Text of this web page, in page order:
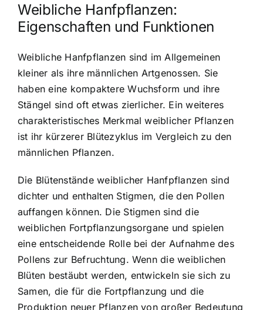
Weibliche Hanfpflanzen:
Eigenschaften und Funktionen
Weibliche Hanfpflanzen sind im Allgemeinen
kleiner als ihre männlichen Artgenossen. Sie
haben eine kompaktere Wuchsform und ihre
Stängel sind oft etwas zierlicher. Ein weiteres
charakteristisches Merkmal weiblicher Pflanzen
ist ihr kürzerer Blütezyklus im Vergleich zu den
männlichen Pflanzen.
Die Blütenstände weiblicher Hanfpflanzen sind
dichter und enthalten Stigmen, die den Pollen
auffangen können. Die Stigmen sind die
weiblichen Fortpflanzungsorgane und spielen
eine entscheidende Rolle bei der Aufnahme des
Pollens zur Befruchtung. Wenn die weiblichen
Blüten bestäubt werden, entwickeln sie sich zu
Samen, die für die Fortpflanzung und die
Produktion neuer Pflanzen von großer Bedeutung